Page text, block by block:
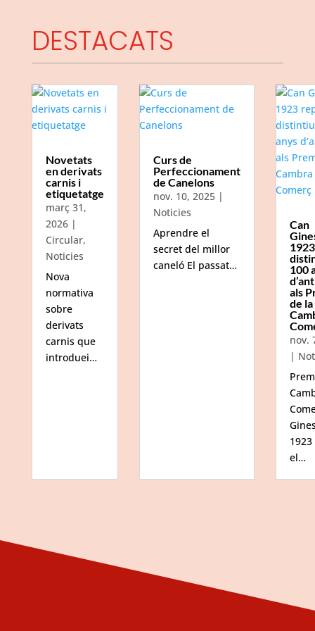
DESTACATS
Novetats
en derivats
carnis i
etiquetatge
març 31,
2026|
Circular,
Noticies
Nova
normativa
sobre
derivats
carnis que
introduei…
Curs de
Perfeccionament
de Canelons
nov. 10, 2025|
Noticies
Aprendre el
secret del millor
caneló El passat…
Can
100
als
de la
nov.
|
el…